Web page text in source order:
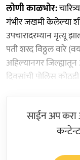
लोणी काळभोर:
गंभीर जखमी केलेल्या
उपचारादरम्यान मृत्यू
पती शरद विठ्ठल वारे
अहिल्यानगर
दिवसांची पोलिस
साईन अप